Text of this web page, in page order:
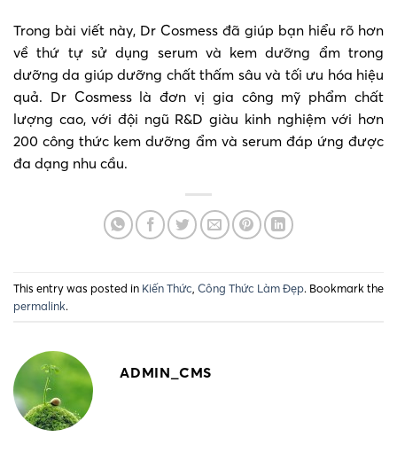
Trong bài viết này, Dr Cosmess đã giúp bạn hiểu rõ hơn
về thứ tự sử dụng serum và kem dưỡng ẩm trong
dưỡng da giúp dưỡng chất thấm sâu và tối ưu hóa hiệu
quả. Dr Cosmess là đơn vị gia công mỹ phẩm chất
lượng cao, với đội ngũ R&D giàu kinh nghiệm với hơn
200 công thức kem dưỡng ẩm và serum đáp ứng được
đa dạng nhu cầu.
This entry was posted in Kiến Thức Công Thức Làm Đẹp. Bookmark the
permalink.
ADMIN_CMS